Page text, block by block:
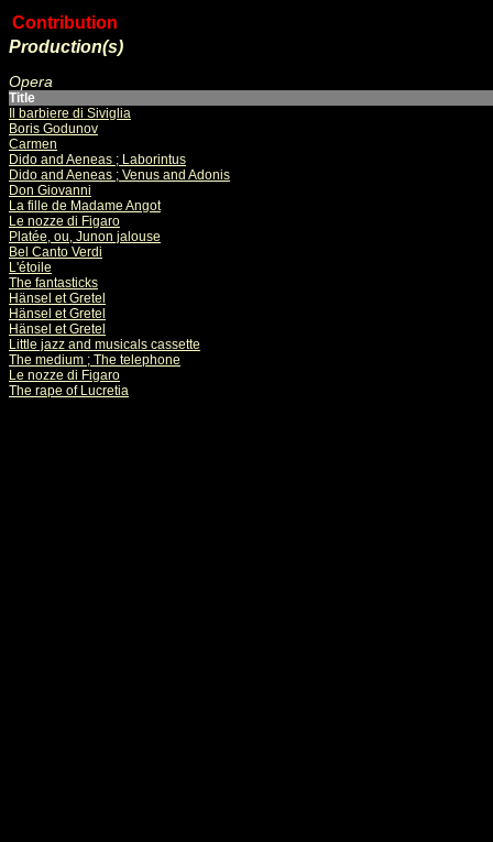
Contribution
Production(s)
Opera
Title
Il barbiere di Siviglia
Boris Godunov
Carmen
Dido and Aeneas ; Laborintus
Dido and Aeneas ; Venus and Adonis
Don Giovanni
La fille de Madame Angot
Le nozze di Figaro
Platée, ou, Junon jalouse
Bel Canto Verdi
L'étoile
The fantasticks
Hänsel et Gretel
Hänsel et Gretel
Hänsel et Gretel
Little jazz and musicals cassette
The medium ; The telephone
Le nozze di Figaro
The rape of Lucretia